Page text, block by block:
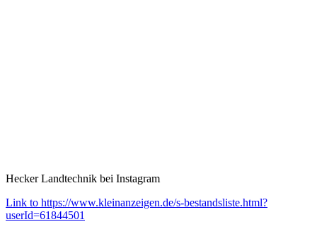
Hecker Landtechnik bei Instagram
Link to https://www.kleinanzeigen.de/s-bestandsliste.html?
userId=61844501